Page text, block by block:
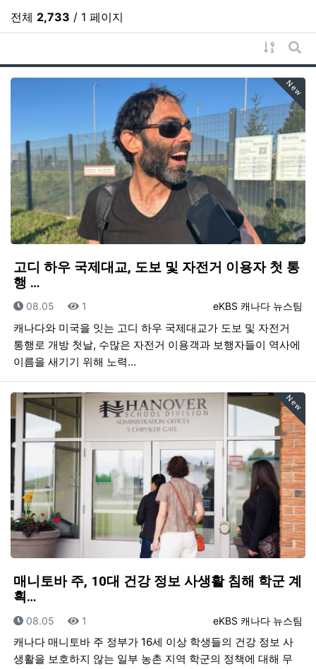
전체 2,733 / 1 페이지
게시물
게
New
고디 하우 국제대교, 도보 및 자전거 이용자 첫 통
행 …
등록자
eKBS 캐나다 뉴스팀
등록일
08.05 조회
1
캐나다와 미국을 잇는 고디 하우 국제대교가 도보 및 자전거
통행로 개방 첫날, 수많은 자전거 이용객과 보행자들이 역사에
이름을 새기기 위해 노력…
New
매니토바 주, 10대 건강 정보 사생활 침해 학군 계
획…
등록자
eKBS 캐나다 뉴스팀
등록일
08.05 조회
1
캐나다 매니토바 주 정부가 16세 이상 학생들의 건강 정보 사
생활을 보호하지 않는 일부 농촌 지역 학군의 정책에 대해 무